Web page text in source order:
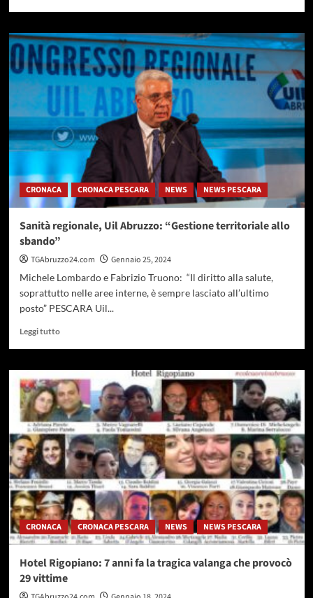
su
Lollobrigida
firma
decreto
per
di
calamità
naturale
in
Abruzzo
CRONACA CRONACA PESCARA NEWS NEWS PESCARA
Sanità regionale, Uil Abruzzo: “Gestione territoriale allo
sbando”
TGAbruzzo24.com
Gennaio 25, 2024
Michele Lombardo e Fabrizio Truono: “Il diritto alla salute,
soprattutto nelle aree interne, è sempre lasciato all’ultimo
posto” PESCARA Uil...
Leggi tuttoLeggi
su
Sanità
regionale,
Uil
Abruzzo:
“Gestione
territoriale
allo
sbando”
CRONACA CRONACA PESCARA NEWS NEWS PESCARA
Hotel Rigopiano: 7 anni fa la tragica valanga che provocò
29 vittime